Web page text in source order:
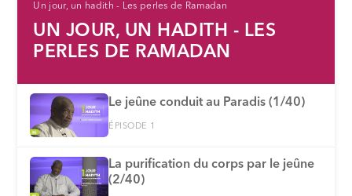
Un jour, un hadith - Les perles de Ramadan
UN JOUR, UN HADITH - LES
PERLES DE RAMADAN
Le jeûne conduit au Paradis (1/40)
ÉPISODE 1
La purification du corps par le jeûne
(2/40)